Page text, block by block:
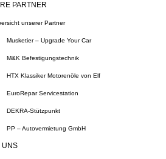
PARTNER
unserer Partner
Musketier – Upgrade Your Car
M&K Befestigungstechnik
HTX Klassiker Motorenöle von Elf
EuroRepar Servicestation
DEKRA-Stützpunkt
PP – Autovermietung GmbH
UNS